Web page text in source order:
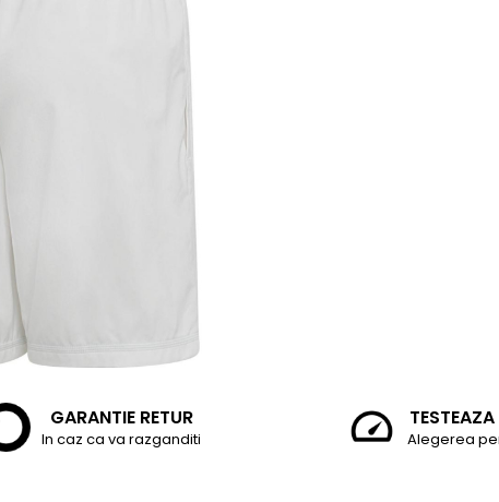
GARANTIE RETUR
In caz ca va razganditi Alegerea